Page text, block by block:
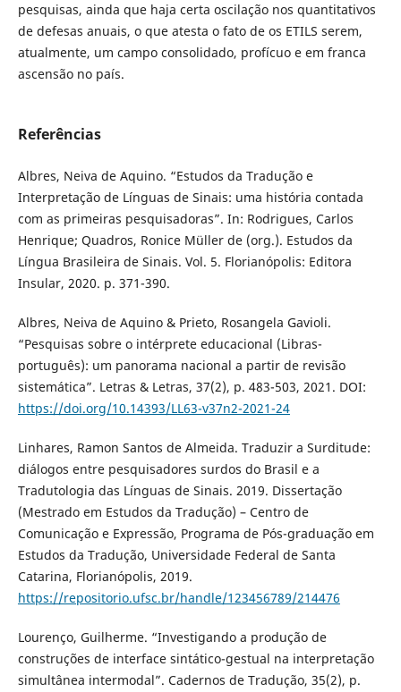
pesquisas, ainda que haja certa oscilação nos quantitativos
de defesas anuais, o que atesta o fato de os ETILS serem,
atualmente, um campo consolidado, profícuo e em franca
ascensão no país.
Referências
Albres, Neiva de Aquino. “Estudos da Tradução e
Interpretação de Línguas de Sinais: uma história contada
com as primeiras pesquisadoras”. In: Rodrigues, Carlos
Henrique; Quadros, Ronice Müller de (org.). Estudos da
Língua Brasileira de Sinais. Vol. 5. Florianópolis: Editora
Insular, 2020. p. 371-390.
Albres, Neiva de Aquino & Prieto, Rosangela Gavioli.
“Pesquisas sobre o intérprete educacional (Libras-
português): um panorama nacional a partir de revisão
sistemática”. Letras & Letras, 37(2), p. 483-503, 2021. DOI:
https://doi.org/10.14393/LL63-v37n2-2021-24
Linhares, Ramon Santos de Almeida. Traduzir a Surditude:
diálogos entre pesquisadores surdos do Brasil e a
Tradutologia das Línguas de Sinais. 2019. Dissertação
(Mestrado em Estudos da Tradução) – Centro de
Comunicação e Expressão, Programa de Pós-graduação em
Estudos da Tradução, Universidade Federal de Santa
Catarina, Florianópolis, 2019.
https://repositorio.ufsc.br/handle/123456789/214476
Lourenço, Guilherme. “Investigando a produção de
construções de interface sintático-gestual na interpretação
simultânea intermodal”. Cadernos de Tradução, 35(2), p.